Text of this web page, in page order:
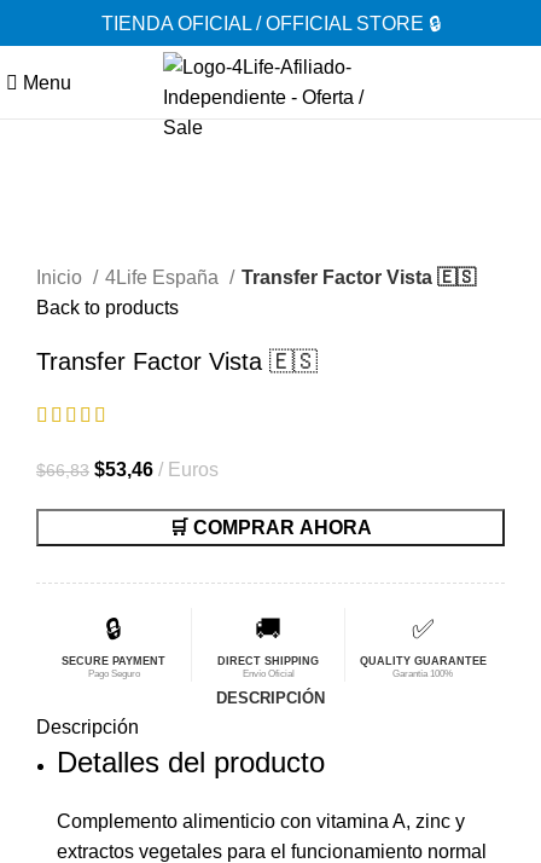
TIENDA OFICIAL / OFFICIAL STORE 🔒
Menu
Inicio 4Life España
Transfer Factor Vista 🇪🇸
Back to products
Transfer Factor Vista 🇪🇸
$66,83 El
$66,83.
$53,46El
actual
$53,46.
Euros
🛒 COMPRAR AHORA
🔒
SECURE PAYMENT
Pago Seguro
🚚
DIRECT SHIPPING
Envío Oficial
✅
QUALITY GUARANTEE
Garantía 100%
DESCRIPCIÓN
Descripción
Detalles del producto
Complemento alimenticio con vitamina A, zinc y
extractos vegetales para el funcionamiento normal